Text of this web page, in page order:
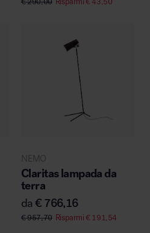
NEMO
Claritas lampada da
terra
da€ 766,16
€957,70 Risparmi€191,54